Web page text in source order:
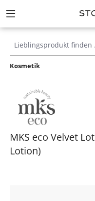
springen
Kosmetik
MKS eco Velvet
Lotion)